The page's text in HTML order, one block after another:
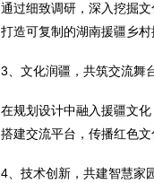
通过细致调研，深入挖掘
打造可复制的湖南援疆乡村
3、文化润疆，共筑交流舞
在规划设计中融入援疆文
搭建交流平台，传播红色文
4、技术创新，共建智慧家